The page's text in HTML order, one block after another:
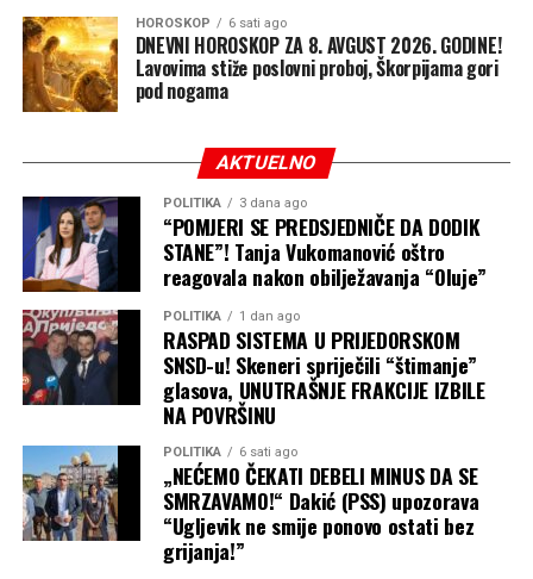
Fizičke barijere – najpouzdanija
zaštita
Jedno od najefikasnijih rješenja su komarnici na
prozorima i vratima. Oni fizički sprječavaju ulazak
komaraca u prostor i pružaju dugotrajnu zaštitu.
Takođe, preporučuje se nošenje lagane odjeće dugih
rukava, svijetla odjeća koja manje privlači komarce, kao i
gušće tkanine koje otežavaju ubod.
Ventilator kao neočekivani saveznik
Iako zvuči jednostavno, ventilator može biti veoma
koristan. Komarci su slabi letači, pa im i lagano strujanje
vazduha otežava kretanje i slijetanje.
Osim toga, ventilator raspršuje ugljen-dioksid i toplotu
tijela – glavne signale koji ih privlače.
HOROSKOP 6 sati ago
DNEVNI HOROSKOP ZA 8. AVGUST 2026. GODINE!
Lavovima stiže poslovni proboj, Škorpijama gori
pod nogama
AKTUELNO
POLITIKA 3 dana ago
“POMJERI SE PREDSJEDNIČE DA DODIK
STANE”! Tanja Vukomanović oštro
reagovala nakon obilježavanja “Oluje”
POLITIKA 1 dan ago
RASPAD SISTEMA U PRIJEDORSKOM
SNSD-u! Skeneri spriječili “štimanje”
glasova, UNUTRAŠNJE FRAKCIJE IZBILE
NA POVRŠINU
POLITIKA 6 sati ago
„NEĆEMO ČEKATI DEBELI MINUS DA SE
SMRZAVAMO!“ Dakić (PSS) upozorava
“Ugljevik ne smije ponovo ostati bez
grijanja!”